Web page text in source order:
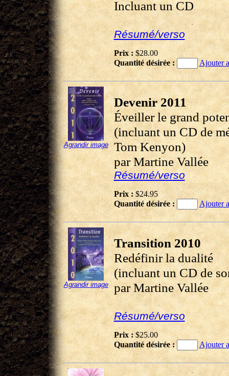
Incluant un CD
Résumé/verso
Prix :$28.00
Quantité désirée :
Ajouter
Agrandir image
Devenir 2011
Éveiller le grand
(incluant un CD de
Tom Kenyon)
par Martine Vallée
Résumé/verso
Prix :$24.95
Quantité désirée :
Ajouter
Agrandir image
Transition 2010
Redéfinir la dualité
(incluant un CD de
par Martine Vallée
Résumé/verso
Prix :$25.00
Quantité désirée :
Ajouter